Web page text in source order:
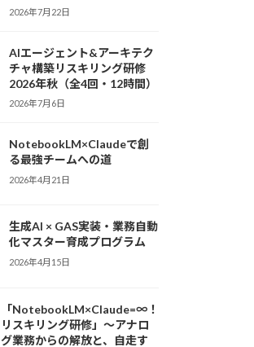
2026年7月22日
AIエージェント&アーキテク
チャ構築リスキリング研修
2026年秋（全4回・12時間）
2026年7月6日
NotebookLM×Claudeで創
る最強チームへの道
2026年4月21日
生成AI × GAS実装・業務自動
化マスター育成プログラム
2026年4月15日
「NotebookLM×Claude=∞！
リスキリング研修」〜アナロ
グ業務からの解放と、自走す